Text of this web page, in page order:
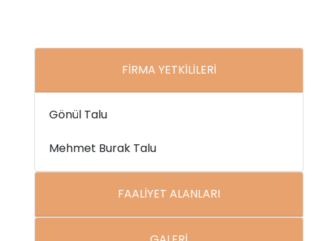
FİRMA YETKİLİLERİ
Gönül Talu
Mehmet Burak Talu
FAALİYET ALANLARI